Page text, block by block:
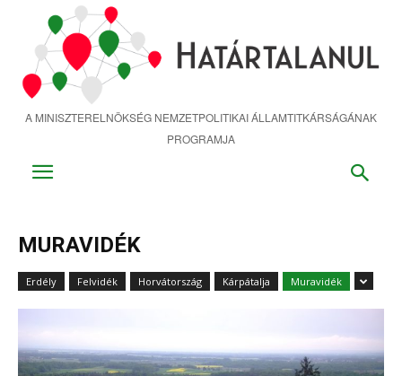
tartalomra
A MINISZTERELNÖKSÉG NEMZETPOLITIKAI ÁLLAMTITKÁRSÁGÁNAK
PROGRAMJA
MURAVIDÉK
Erdély Felvidék Horvátország Kárpátalja Muravidék